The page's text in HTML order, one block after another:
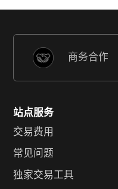
商务合作
站点服务
交易费用
常见问题
独家交易工具